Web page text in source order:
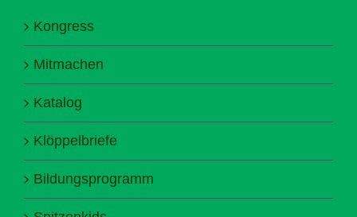
Kongress
Mitmachen
Katalog
Klöppelbriefe
Bildungsprogramm